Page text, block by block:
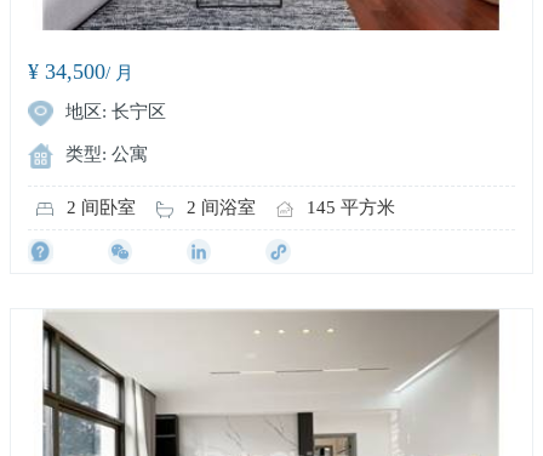
¥ 34,500/ 月
地区: 长宁区
类型: 公寓
2 间卧室 2 间浴室 145 平方米